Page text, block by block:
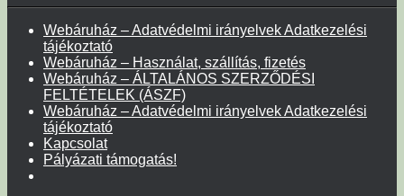
Webáruház – Adatvédelmi irányelvek Adatkezelési
tájékoztató
Webáruház – Használat, szállítás, fizetés
Webáruház – ÁLTALÁNOS SZERZŐDÉSI
FELTÉTELEK (ÁSZF)
Webáruház – Adatvédelmi irányelvek Adatkezelési
tájékoztató
Kapcsolat
Pályázati támogatás!